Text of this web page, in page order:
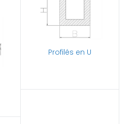
Profilés en U